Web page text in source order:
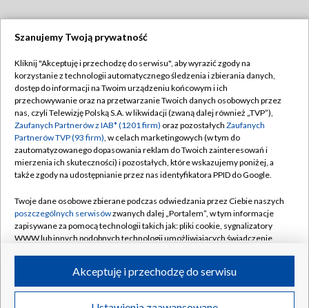
TVP
Abonament TVP
Emisja w TVP
Centrum informacji TVP
Naziemna Telewizja Cyfrowa
Rada Programowa
System NOS
Informacje o nadawcy
Program dla prasy
Regulamin TVP
Polityka prywatności
Moje zgody
Pomoc
Kontakt
Kanały
©2026 Telewizja Polska S.A. w likwidacji
Szanujemy Twoją prywatność
Kliknij "Akceptuję i przechodzę do serwisu", aby wyrazić zgody na
korzystanie z technologii automatycznego śledzenia i zbierania danych,
dostęp do informacji na Twoim urządzeniu końcowym i ich
przechowywanie oraz na przetwarzanie Twoich danych osobowych przez
nas, czyli Telewizję Polską S.A. w likwidacji (zwaną dalej również „TVP”),
Zaufanych Partnerów z IAB* (1201 firm) oraz pozostałych Zaufanych
Partnerów TVP (93 firm), w celach marketingowych (w tym do
zautomatyzowanego dopasowania reklam do Twoich zainteresowań i
mierzenia ich skuteczności) i pozostałych, które wskazujemy poniżej, a
także zgody na udostępnianie przez nas identyfikatora PPID do Google.
Twoje dane osobowe zbierane podczas odwiedzania przez Ciebie naszych
poszczególnych serwisówzwanych dalej „Portalem”, w tym informacje
zapisywane za pomocą technologii takich jak: pliki cookie, sygnalizatory
WWW lub innych podobnych technologii umożliwiających świadczenie
ruchu w Internecie.
Twoje dane osobowe zbierane podczas odwiedzania przez Ciebie
Akceptuję i przechodzę do serwisu